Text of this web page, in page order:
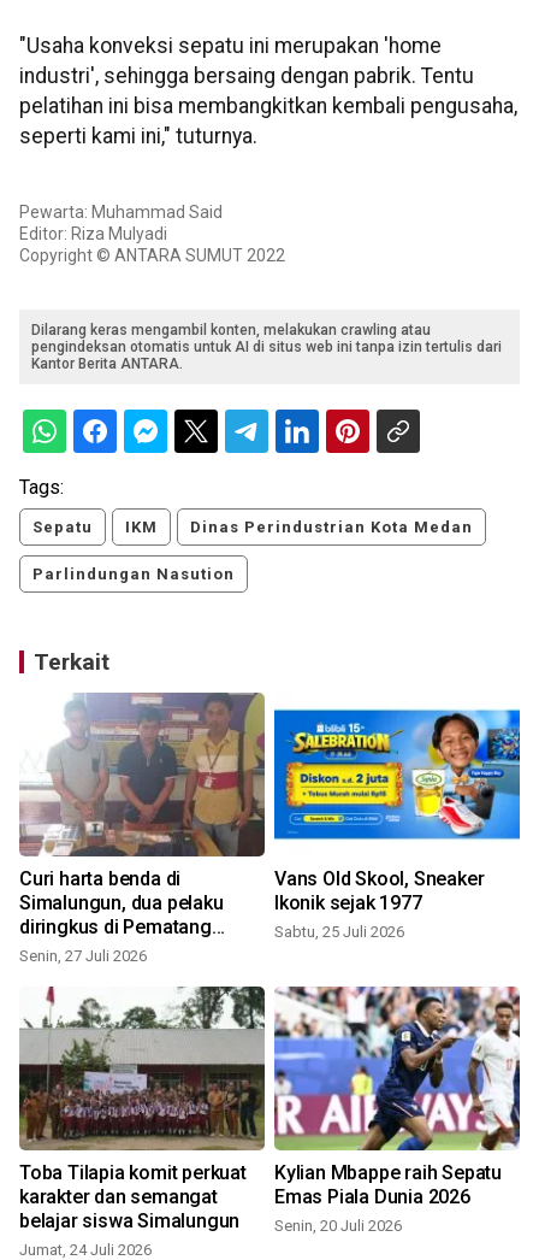
"Usaha konveksi sepatu ini merupakan 'home
industri', sehingga bersaing dengan pabrik. Tentu
pelatihan ini bisa membangkitkan kembali pengusaha,
seperti kami ini," tuturnya.
Pewarta: Muhammad Said
Editor: Riza Mulyadi
Copyright © ANTARA SUMUT 2022
Dilarang keras mengambil konten, melakukan crawling atau
pengindeksan otomatis untuk AI di situs web ini tanpa izin tertulis dari
Kantor Berita ANTARA.
Tags:
Sepatu IKM Dinas Perindustrian Kota Medan
Parlindungan Nasution
Terkait
Curi harta benda di
Simalungun, dua pelaku
diringkus di Pematang
Siantar
Senin, 27 Juli 2026
Vans Old Skool, Sneaker
Ikonik sejak 1977
Sabtu, 25 Juli 2026
Toba Tilapia komit perkuat
karakter dan semangat
belajar siswa Simalungun
Jumat, 24 Juli 2026
Kylian Mbappe raih Sepatu
Emas Piala Dunia 2026
Senin, 20 Juli 2026